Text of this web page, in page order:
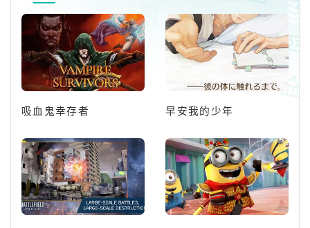
动感的经典姿态。商品包含本体
及专用台座，服装的珍珠感与光
泽表现细致，发丝采用透明零件
施以渐层涂
吸血鬼幸存者 早安我的少年